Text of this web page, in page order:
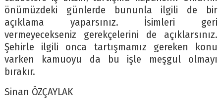
önümüzdeki günlerde bununla ilgili de bir
açıklama yaparsınız. İsimleri geri
vermeyecekseniz gerekçelerini de açıklarsınız.
Şehirle ilgili onca tartışmamız gereken konu
varken kamuoyu da bu işle meşgul olmayı
bırakır.
Sinan ÖZÇAYLAK